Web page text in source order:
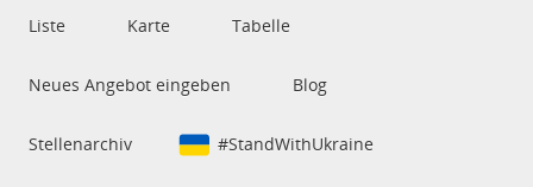
Liste Karte Tabelle
Neues Angebot eingeben Blog
Stellenarchiv #StandWithUkraine